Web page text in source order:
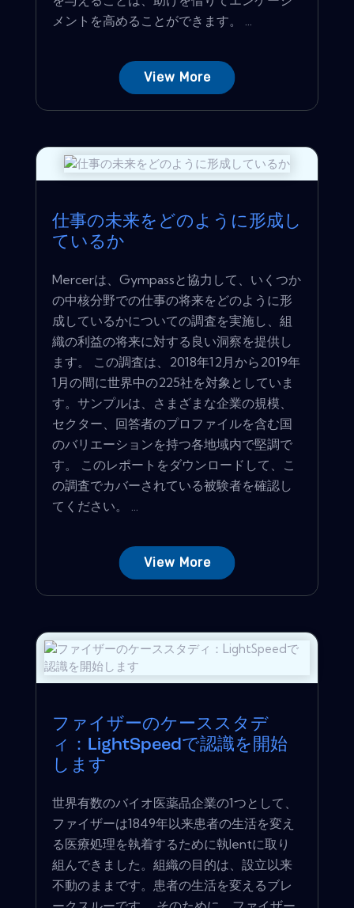
メントを高めることができます。 ...
View More
仕事の未来をどのように形成し
ているか
Mercerは、Gympassと協力して、いくつか
の中核分野での仕事の将来をどのように形
成しているかについての調査を実施し、組
織の利益の将来に対する良い洞察を提供し
ます。 この調査は、2018年12月から2019年
1月の間に世界中の225社を対象としていま
す。サンプルは、さまざまな企業の規模、
セクター、回答者のプロファイルを含む国
のバリエーションを持つ各地域内で堅調で
す。 このレポートをダウンロードして、こ
の調査でカバーされている被験者を確認し
てください。 ...
View More
ファイザーのケーススタデ
ィ：LightSpeedで認識を開始
します
世界有数のバイオ医薬品企業の1つとして、
ファイザーは1849年以来患者の生活を変え
る医療処理を執着するために執lentに取り
組んできました。組織の目的は、設立以来
不動のままです。患者の生活を変えるブレ